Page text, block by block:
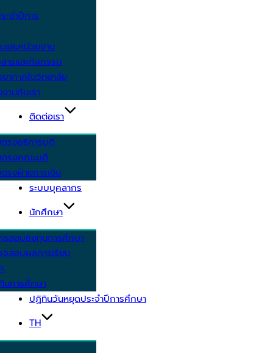
จำปีการ
ละหน่วยงาน
ารและกิจกรรม
ากาศในวิทยาลัย
านกับเรา
ติดต่อเรา
รงอธิการบดี
ตรงคณะบดี
รงฝ่ายการเงิน
ระบบบุคลากร
นักศึกษา
รสอบชิงทุนการศึกษา
สอบผลการเรียน
.
นการศึกษา
ปฏิทินวันหยุดประจำปีการศึกษา
TH